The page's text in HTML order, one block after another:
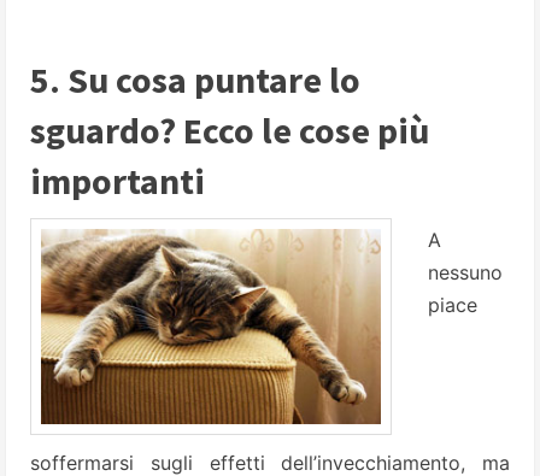
5. Su cosa puntare lo
sguardo? Ecco le cose più
importanti
A
nessuno
piace
soffermarsi sugli effetti dell’invecchiamento, ma